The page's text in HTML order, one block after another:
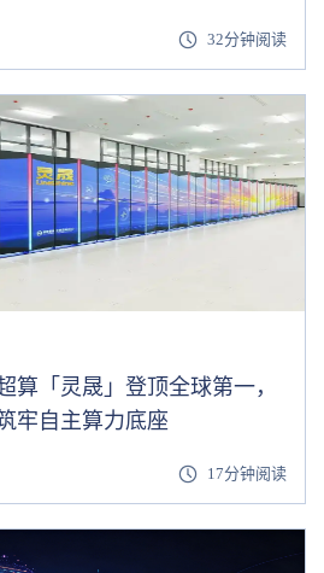
32分钟阅读
算「灵晟」登顶全球第一，
牢自主算力底座
17分钟阅读